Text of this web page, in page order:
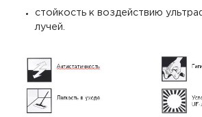
стойкость к воздействию
лучей.